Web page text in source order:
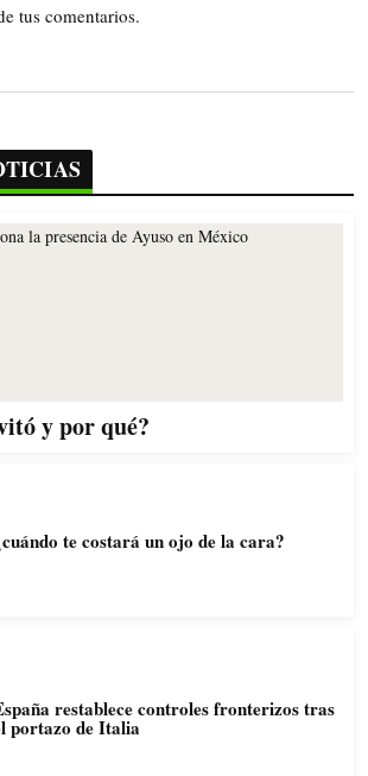
tus comentarios.
y por qué?
te costará un ojo de la cara?
restablece controles fronterizos tras
portazo de Italia